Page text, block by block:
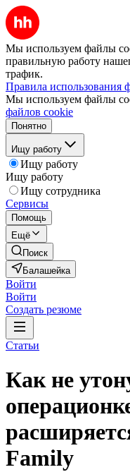
Мы используем файлы
правильную работу
трафик.
Правила использования
Мы используем файлы
файлов cookie
Понятно
Ищу работу
Ищу работу
Ищу работу
Ищу сотрудника
Сервисы
Помощь
Ещё
Поиск
Балашейка
Войти
Войти
Создать резюме
Статьи
Как не
Family